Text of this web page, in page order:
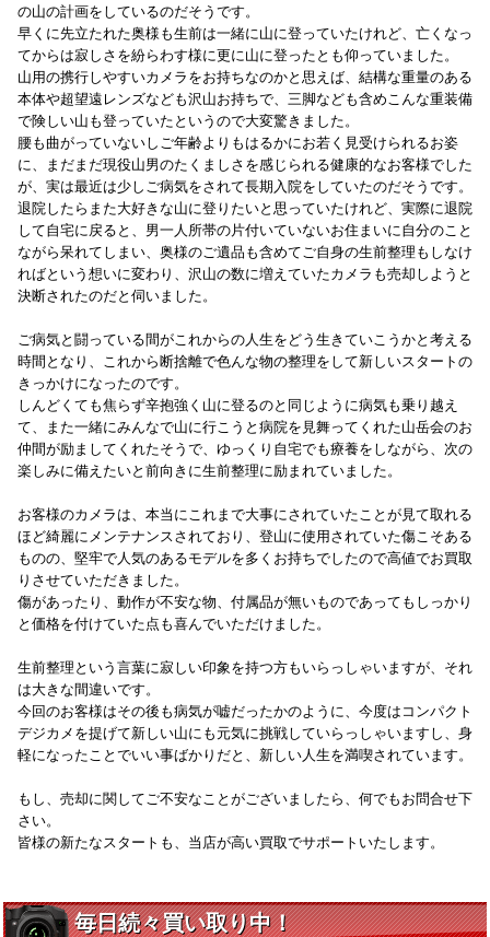
の山の計画をしているのだそうです。
早くに先立たれた奥様も生前は一緒に山に登っていたけれど、亡くなっ
てからは寂しさを紛らわす様に更に山に登ったとも仰っていました。
山用の携行しやすいカメラをお持ちなのかと思えば、結構な重量のある
本体や超望遠レンズなども沢山お持ちで、三脚なども含めこんな重装備
で険しい山も登っていたというので大変驚きました。
腰も曲がっていないしご年齢よりもはるかにお若く見受けられるお姿
に、まだまだ現役山男のたくましさを感じられる健康的なお客様でした
が、実は最近は少しご病気をされて長期入院をしていたのだそうです。
退院したらまた大好きな山に登りたいと思っていたけれど、実際に退院
して自宅に戻ると、男一人所帯の片付いていないお住まいに自分のこと
ながら呆れてしまい、奥様のご遺品も含めてご自身の生前整理もしなけ
ればという想いに変わり、沢山の数に増えていたカメラも売却しようと
決断されたのだと伺いました。
ご病気と闘っている間がこれからの人生をどう生きていこうかと考える
時間となり、これから断捨離で色んな物の整理をして新しいスタートの
きっかけになったのです。
しんどくても焦らず辛抱強く山に登るのと同じように病気も乗り越え
て、また一緒にみんなで山に行こうと病院を見舞ってくれた山岳会のお
仲間が励ましてくれたそうで、ゆっくり自宅でも療養をしながら、次の
楽しみに備えたいと前向きに生前整理に励まれていました。
お客様のカメラは、本当にこれまで大事にされていたことが見て取れる
ほど綺麗にメンテナンスされており、登山に使用されていた傷こそある
ものの、堅牢で人気のあるモデルを多くお持ちでしたので高値でお買取
りさせていただきました。
傷があったり、動作が不安な物、付属品が無いものであってもしっかり
と価格を付けていた点も喜んでいただけました。
生前整理という言葉に寂しい印象を持つ方もいらっしゃいますが、それ
は大きな間違いです。
今回のお客様はその後も病気が嘘だったかのように、今度はコンパクト
デジカメを提げて新しい山にも元気に挑戦していらっしゃいますし、身
軽になったことでいい事ばかりだと、新しい人生を満喫されています。
もし、売却に関してご不安なことがございましたら、何でもお問合せ下
さい。
皆様の新たなスタートも、当店が高い買取でサポートいたします。